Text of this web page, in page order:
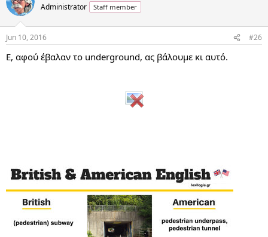
Administrator Staff member
Jun 10, 2016 #26
Ε, αφού έβαλαν το underground, ας βάλουμε κι αυτό.